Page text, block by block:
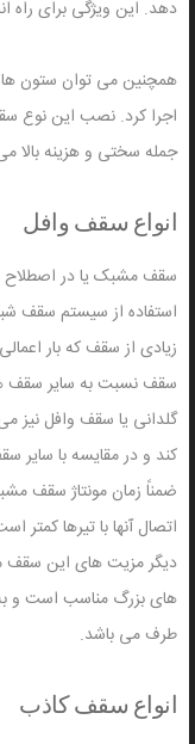
دهد. این ویژگی برای راه
همچنین می توان ستون ها
اجرا کرد. نصب این نوع
جمله سختی و هزینه بالا
انواع سقف وافل
سقف مشبک یا در اصطلاح
استفاده از سیستم سقف
زیادی از سقف که بار
سقف نسبت به سایر سقف
گلدانی یا سقف وافل نیز
کند و در مقایسه با سایر
ضمناً زمان مونتاژ سقف
اتصال آنها با تیرها کمتر
دیگر مزیت های این سقف
های بزرگ مناسب است و به
طرف می باشد.
انواع سقف کاذب